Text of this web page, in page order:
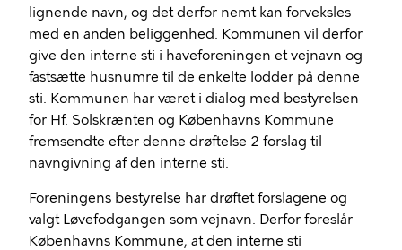
lignende navn, og det derfor nemt kan forveksles
med en anden beliggenhed. Kommunen vil derfor
give den interne sti i haveforeningen et vejnavn og
fastsætte husnumre til de enkelte lodder på denne
sti. Kommunen har været i dialog med bestyrelsen
for Hf. Solskrænten og Københavns Kommune
fremsendte efter denne drøftelse 2 forslag til
navngivning af den interne sti.
Foreningens bestyrelse har drøftet forslagene og
valgt Løvefodgangen som vejnavn. Derfor foreslår
Københavns Kommune, at den interne sti